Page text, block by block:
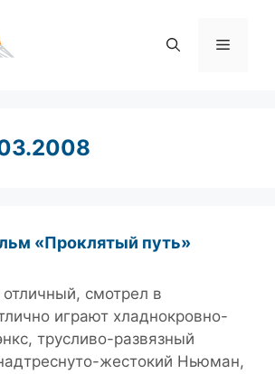
Меню
«Проклятый путь»
смотрел в
играют хладнокровно-
трусливо-развязный
жестокий Ньюман,